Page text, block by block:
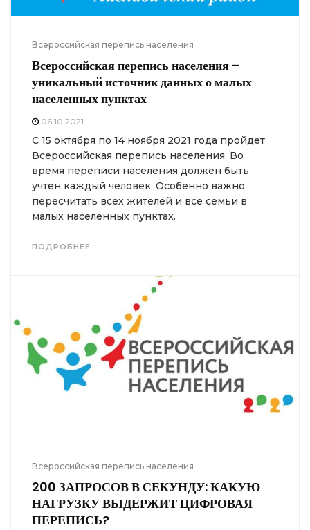
Всероссийская перепись населения
Всероссийская перепись населения –
уникальный источник данных о малых
населенных пунктах
06.10.2021
С 15 октября по 14 ноября 2021 года пройдет
Всероссийская перепись населения. Во
время переписи населения должен быть
учтен каждый человек. Особенно важно
пересчитать всех жителей и все семьи в
малых населенных пунктах.
ПОДРОБНЕЕ
Всероссийская перепись населения
200 ЗАПРОСОВ В СЕКУНДУ: КАКУЮ
НАГРУЗКУ ВЫДЕРЖИТ ЦИФРОВАЯ
ПЕРЕПИСЬ?